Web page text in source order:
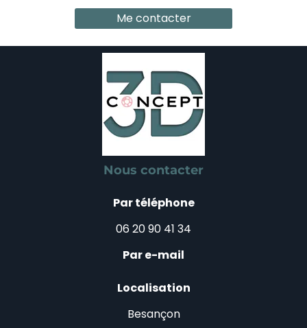
Me contacter
Nous contacter
Par téléphone
06 20 90 41 34
Par e-mail
Localisation
Besançon